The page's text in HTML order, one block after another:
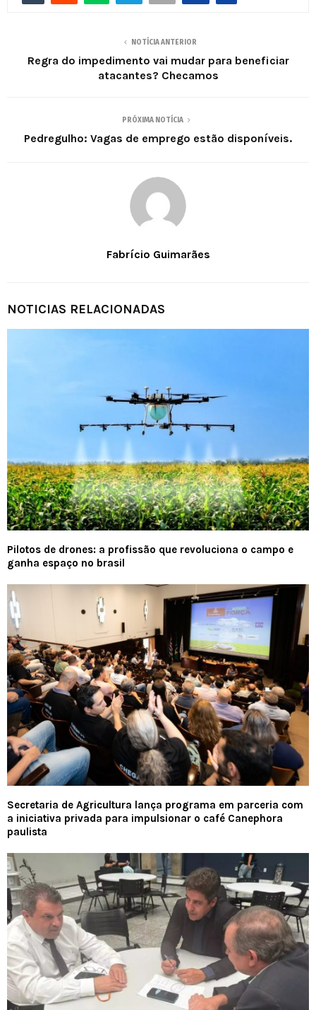
NOTÍCIA ANTERIOR
Regra do impedimento vai mudar para beneficiar
atacantes? Checamos
PRÓXIMA NOTÍCIA
Pedregulho: Vagas de emprego estão disponíveis.
Fabrício Guimarães
NOTICIAS RELACIONADAS
Pilotos de drones: a profissão que revoluciona o campo e
ganha espaço no brasil
Secretaria de Agricultura lança programa em parceria com
a iniciativa privada para impulsionar o café Canephora
paulista